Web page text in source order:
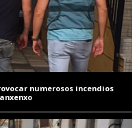
numerosos incendios